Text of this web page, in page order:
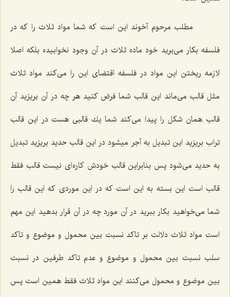
مطلب مرحوم آخوند این است كه شما مواد ثلاث را كه در
فلسفه بكار مى‌برید خود ماده ثلاث در آن وجود نخوابیده بلكه اصلا
لازمه ریختن این مواد در فلسفه اقتضاى این را مى‌كند مواد ثلاث
مثل قالب مى‌ماند این قالب شما فرض كنید هر چه در آن بریزید آن
قالب همان شكل را پیدا مى‌كند شما یك قالبى هست در این قالب
تراب بریزید این تبدیل به آجر میشود در این قالب حدید بریزید تبدیل
به حدید مى‌شود پس بنابراین قالب خودش كاره‌اى نیست قالب فقط
قالب است این بسته به این است كه در این موردى كه این قالب را
شما مى‌خواهید بكار ببرید در آن مورد چه در آن قرار بدهید این مهم
است مواد ثلاث دلالت بر تاكد نسبت بین محمول و موضوع و تاكد
سلب نسبت بین محمول و موضوع و عدم تاكد طرفین در نسبت
بین موضوع و محمول مى‌كنند این مواد ثلاث فقط همین است پس